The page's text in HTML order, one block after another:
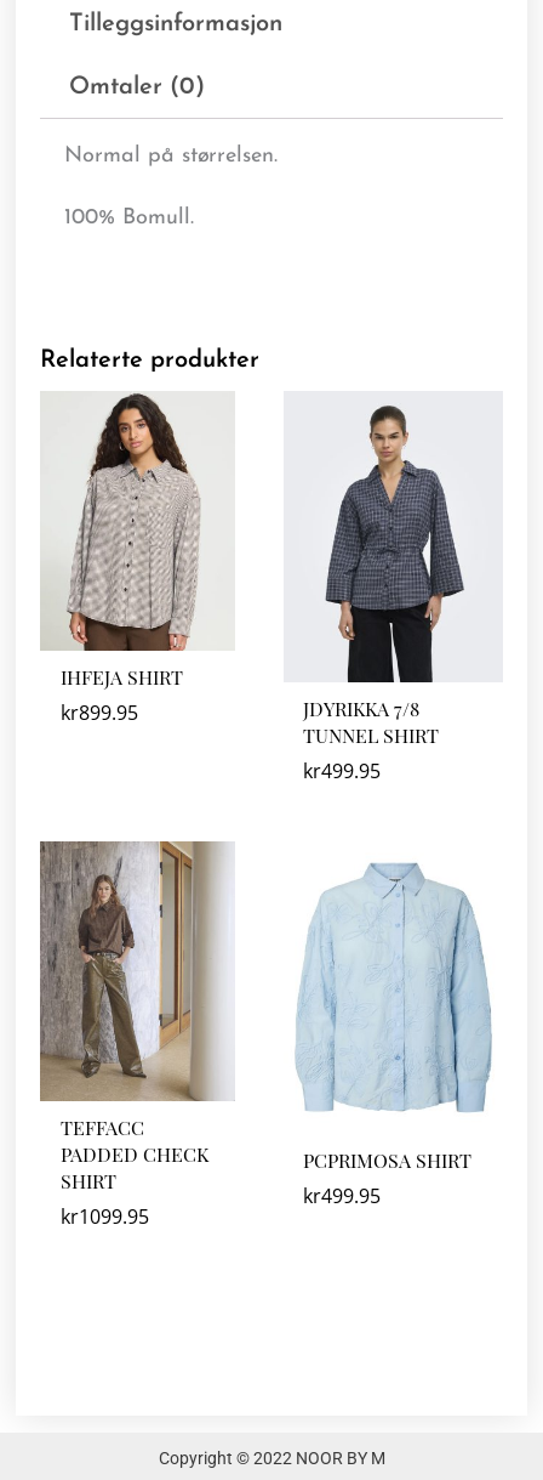
Tilleggsinformasjon
Omtaler (0)
Normal på størrelsen.
100% Bomull.
Relaterte produkter
IHFEJA SHIRT
kr899.95
JDYRIKKA 7/8
TUNNEL SHIRT
kr499.95
TEFFACC
PADDED CHECK
SHIRT
kr1099.95
PCPRIMOSA SHIRT
kr499.95
Copyright © 2022 NOOR BY M